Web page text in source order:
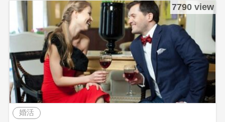
7790 view
婚活